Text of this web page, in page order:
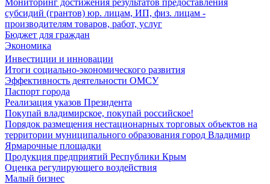
Мониторинг достижения результатов предоставления
субсидий (грантов) юр. лицам, ИП, физ. лицам -
производителям товаров, работ, услуг
Бюджет для граждан
Экономика
Инвестиции и инновации
Итоги социально-экономического развития
Эффективность деятельности ОМСУ
Паспорт города
Реализация указов Президента
Покупай владимирское, покупай российское!
Порядок размещения нестационарных торговых объектов на
территории муниципального образования город Владимир
Ярмарочные площадки
Продукция предприятий Республики Крым
Оценка регулирующего воздействия
Малый бизнес